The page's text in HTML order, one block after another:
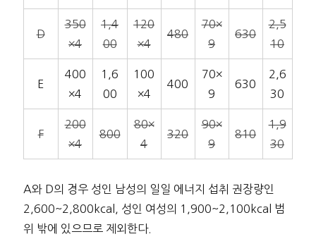
D
350
×4
1,4
00
120
×4
480
70×
9
630
2,5
10
E
400
×4
1,6
00
100
×4
400
70×
9
630
2,6
30
F
200
×4
800
80×
4
320
90×
9
810
1,9
30
A와 D의 경우 성인 남성의 일일 에너지 섭취 권장량인
2,600~2,800kcal, 성인 여성의 1,900~2,100kcal 범
위 밖에 있으므로 제외한다.